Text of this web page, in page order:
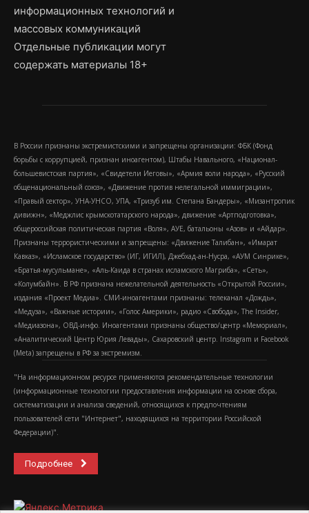
информационных технологий и
массовых коммуникаций
Отдельные публикации могут
содержать материалы 18+
В России признаны экстремистскими и запрещены организации: ФБК (Фонд
борьбы с коррупцией, признан иноагентом), Штабы Навального, «Национал-
большевистская партия», «Свидетели Иеговы», «Армия воли народа», «Русский
общенациональный союз», «Движение против нелегальной иммиграции»,
«Правый сектор», УНА-УНСО, УПА, «Тризуб им. Степана Бандеры», «Мизантропик
дивижн», «Меджлис крымскотатарского народа», движение «Артподготовка»,
общероссийская политическая партия «Воля», АУЕ, батальоны «Азов» и «Айдар».
Признаны террористическими и запрещены: «Движение Талибан», «Имарат
Кавказ», «Исламское государство» (ИГ, ИГИЛ), Джебхад-ан-Нусра, «АУМ Синрике»,
«Братья-мусульмане», «Аль-Каида в странах исламского Магриба», «Сеть»,
«Колумбайн». В РФ признана нежелательной деятельность «Открытой России»,
издания «Проект Медиа». СМИ-иноагентами признаны: телеканал «Дождь»,
«Медуза», «Важные истории», «Голос Америки», радио «Свобода», The Insider,
«Медиазона», ОВД-инфо. Иноагентами признаны общество/центр «Мемориал»,
«Аналитический Центр Юрия Левады», Сахаровский центр. Instagram и Facebook
(Metа) запрещены в РФ за экстремизм.
"На информационном ресурсе применяются рекомендательные технологии
(информационные технологии предоставления информации на основе сбора,
систематизации и анализа сведений, относящихся к предпочтениям
пользователей сети "Интернет", находящихся на территории Российской
Федерации)".
Подробнее